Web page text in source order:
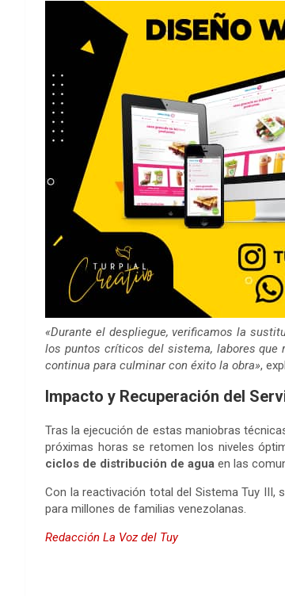
«Durante el despliegue, verificamos la
los puntos críticos del sistema, labores que
continua para culminar con éxito la obra»,
Impacto y Recuperación del
Tras la ejecución de estas maniobras
próximas horas se retomen los niveles
ciclos de distribución de agua en las
Con la reactivación total del Sistema Tuy III,
para millones de familias venezolanas.
Redacción La Voz del Tuy